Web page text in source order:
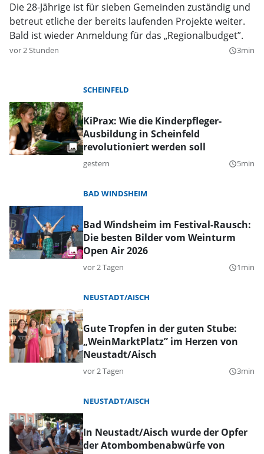
Die 28-Jährige ist für sieben Gemeinden zuständig und
betreut etliche der bereits laufenden Projekte weiter.
Bald ist wieder Anmeldung für das „Regionalbudget”.
vor 2 Stunden query_builder3min
SCHEINFELD
KiPrax: Wie die Kinderpfleger-
Ausbildung in Scheinfeld
revolutioniert werden soll
gestern query_builder5min
BAD WINDSHEIM
Bad Windsheim im Festival-Rausch:
Die besten Bilder vom Weinturm
Open Air 2026
vor 2 Tagen query_builder1min
NEUSTADT/AISCH
Gute Tropfen in der guten Stube:
„WeinMarktPlatz” im Herzen von
Neustadt/Aisch
vor 2 Tagen query_builder3min
NEUSTADT/AISCH
In Neustadt/Aisch wurde der Opfer
der Atombombenabwürfe von